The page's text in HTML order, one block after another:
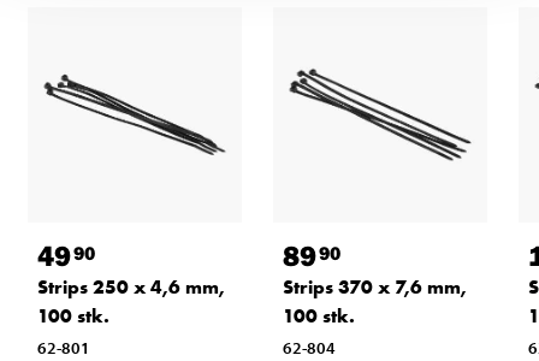
4990
Strips 250 x 4,6 mm,
100 stk.
62-801
8990
Strips 370 x 7,6 mm,
100 stk.
62-804